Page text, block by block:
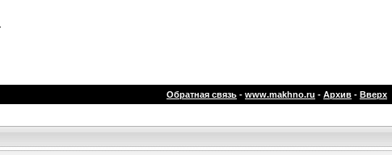
Обратная связь - www.makhno.ru - Архив - Вверх